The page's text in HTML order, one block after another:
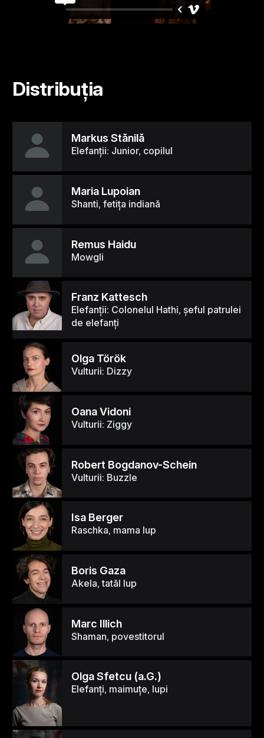
Distribuția
Markus Stănilă
Elefanții: Junior, copilul
Maria Lupoian
Shanti, fetița indiană
Remus Haidu
Mowgli
Franz Kattesch
Elefanții: Colonelul Hathi, șeful patrulei
de elefanți
Olga Török
Vulturii: Dizzy
Oana Vidoni
Vulturii: Ziggy
Robert Bogdanov-Schein
Vulturii: Buzzle
Isa Berger
Raschka, mama lup
Boris Gaza
Akela, tatăl lup
Marc Illich
Shaman, povestitorul
Olga Sfetcu (a.G.)
Elefanți, maimuțe, lupi